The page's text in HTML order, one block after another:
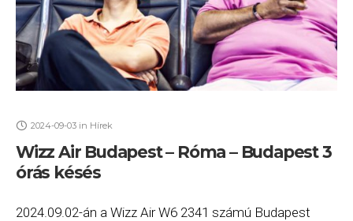
2024-09-03 in Hírek
Wizz Air Budapest – Róma – Budapest 3
órás késés
2024.09.02-án a Wizz Air W6 2341 számú Budapest